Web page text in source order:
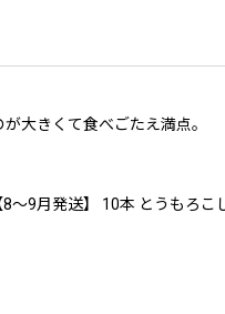
大きくて食べごたえ満点。
9月発送】 10本 とうもろ